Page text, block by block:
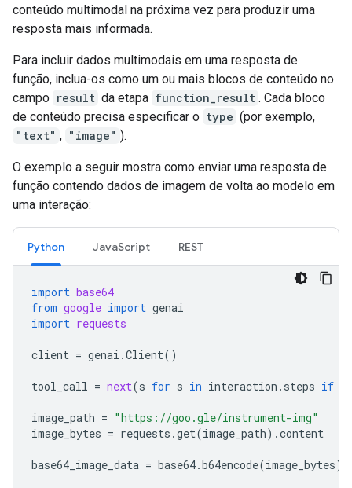
conteúdo multimodal na próxima vez para produzir uma
resposta mais informada.
Para incluir dados multimodais em uma resposta de
função, inclua-os como um ou mais blocos de conteúdo no
campo result da etapa function_result . Cada bloco
de conteúdo precisa especificar o type (por exemplo,
"text" , "image" ).
O exemplo a seguir mostra como enviar uma resposta de
função contendo dados de imagem de volta ao modelo em
uma interação:
Python JavaScript REST
import base64
from google import genai
import requests
client = genai .Client()
tool_call = next(s for s in interaction . steps if
image_path = "https://goo.gle/instrument-img"
image_bytes = requests .get(image_path) .content
base64_image_data = base64.b64encode(image_bytes)